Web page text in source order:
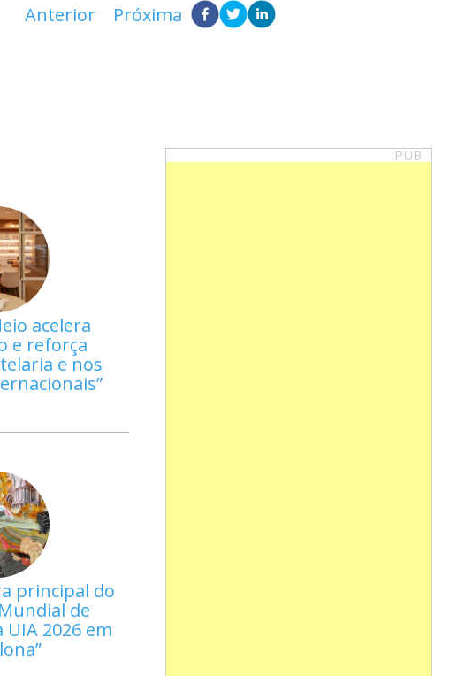
Anterior Próxima
acelera
e reforça
e nos
principal do
de
2026 em
PUB